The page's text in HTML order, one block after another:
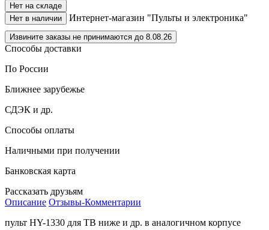
Нет на складе
Нет в наличии
Интернет-магазин "Пульты и электроника"
Извините заказы не принимаются до 8.08.26
Способы доставки
По России
Ближнее зарубежье
СДЭК и др.
Способы оплаты
Наличными при получении
Банковская карта
Рассказать друзьям
Описание Отзывы-Комментарии
пульт HY-1330 для ТВ ниже и др. в аналогичном корпусе